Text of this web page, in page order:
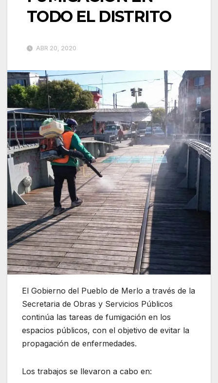
TODO EL DISTRITO
ABR 20, 2020
El Gobierno del Pueblo de Merlo a través de la
Secretaria de Obras y Servicios Públicos
continúa las tareas de fumigación en los
espacios públicos, con el objetivo de evitar la
propagación de enfermedades.
Los trabajos se llevaron a cabo en: